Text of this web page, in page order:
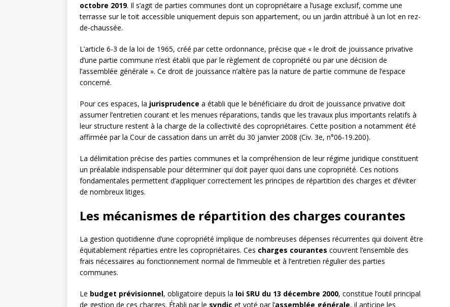
octobre 2019. Il s’agit de parties communes dont un copropriétaire a l’usage exclusif, comme une
terrasse sur le toit accessible uniquement depuis son appartement, ou un jardin attribué à un lot en rez-
de-chaussée.
L’article 6-3 de la loi de 1965, créé par cette ordonnance, précise que « le droit de jouissance privative
d’une partie commune n’est établi que par le règlement de copropriété ou par une décision de
l’assemblée générale ». Ce droit de jouissance n’altère pas la nature de partie commune de l’espace
concerné.
Pour ces espaces, la jurisprudence a établi que le bénéficiaire du droit de jouissance privative doit
assumer l’entretien courant et les menues réparations, tandis que les travaux plus importants relatifs à
leur structure restent à la charge de la collectivité des copropriétaires. Cette position a notamment été
affirmée par la Cour de cassation dans un arrêt du 30 janvier 2008 (Civ. 3e, n°06-19.200).
La délimitation précise des parties communes et la compréhension de leur régime juridique constituent
un préalable indispensable pour déterminer qui doit payer quoi dans une copropriété. Ces notions
fondamentales permettent d’appliquer correctement les principes de répartition des charges et d’éviter
de nombreux litiges.
Les mécanismes de répartition des charges courantes
La gestion quotidienne d’une copropriété implique de nombreuses dépenses récurrentes qui doivent être
équitablement réparties entre les copropriétaires. Ces charges courantes couvrent l’ensemble des
frais nécessaires au fonctionnement normal de l’immeuble et à l’entretien régulier des parties
communes.
Le budget prévisionnel, obligatoire depuis la loi SRU du 13 décembre 2000, constitue l’outil principal
de gestion de ces charges. Établi par le syndic et voté par l’assemblée générale, il anticipe les